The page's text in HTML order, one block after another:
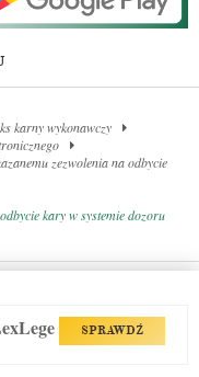
karny wykonawczy
zezwolenia na odbycie
kary w systemie dozoru
SPRAWDŹ